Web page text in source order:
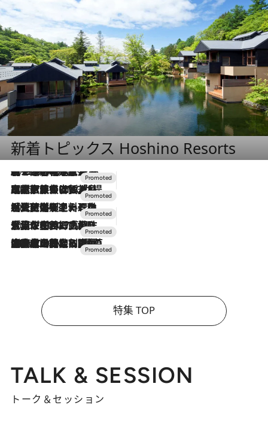
新着トピックス Hoshino Resorts
2026.8.7
【トンボの足水浴】ヒノキの香りに包まれて涼感マックス！約13℃の湧水かけ流しを避暑地「星野温泉 トンボの湯」で体験
2026.7.31
【ホテル帰省】という選択肢をOMOが提案。家族とほどよい距離を保つには「昼は実家、夜は気兼ねなくホテルで！」
2026.7.24
【夏限定ディナーコース】旬を迎える稚鮎や花ズッキーニなどをイタリア・トスカーナの郷土料理の手法で満喫！
2026.7.17
「土佐和ハーブかき氷」がOMO7高知に登場！生姜、山椒、大葉など目にも舌にも涼を呼ぶ郷土の味
2026.7.10
NEW OPEN！【界 草津】名湯の地に誕生。趣の異なる2種の温泉と上州ならではの会席・蕎麦割烹など美食を味わう究極の癒やし旅
特集 TOP
TALK & SESSION
トーク＆セッション